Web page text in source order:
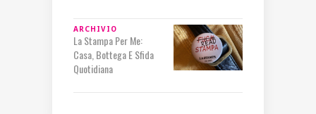
ARCHIVIO
La Stampa Per Me:
Casa, Bottega E Sfida
Quotidiana